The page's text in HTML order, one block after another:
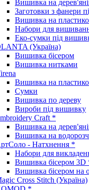
Вишивка на
Заготовки з фанери
Вишивка на
Набори для
Еко-сумки під
(Україна)
Вишивка бісером
Вишивка нитками
Вишивка на
Сумки
Вишивка по дереву
Вироби під вишивку
Craft *
Вишивка на
Вишивка на
- Натхнення *
Набори для
Вишивка бісером 3D
Вишивка бісером на
Cross Stitch (Україна)